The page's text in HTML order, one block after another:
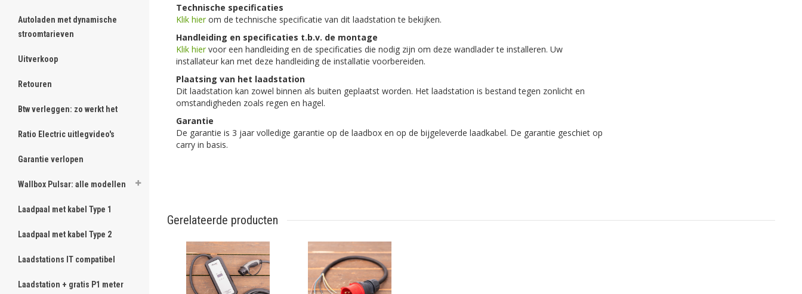
Autoladen met dynamische
stroomtarieven
Uitverkoop
Retouren
Btw verleggen: zo werkt het
Ratio Electric uitlegvideo's
Garantie verlopen
Wallbox Pulsar: alle modellen
Laadpaal met kabel Type 1
Laadpaal met kabel Type 2
Laadstations IT compatibel
Laadstation + gratis P1 meter
Technische specificaties
Klik hierom de technische specificatie van dit laadstation te bekijken.
Handleiding en specificaties t.b.v. de montage
Klik hiervoor een handleiding en de specificaties die nodig zijn om deze wandlader te installeren. Uw
installateur kan met deze handleiding de installatie voorbereiden.
Plaatsing van het laadstation
Dit laadstation kan zowel binnen als buiten geplaatst worden. Het laadstation is bestand tegen zonlicht en
omstandigheden zoals regen en hagel.
Garantie
De garantie is 3 jaar volledige garantie op de laadbox en op de bijgeleverde laadkabel. De garantie geschiet op
carry in basis.
Gerelateerde producten